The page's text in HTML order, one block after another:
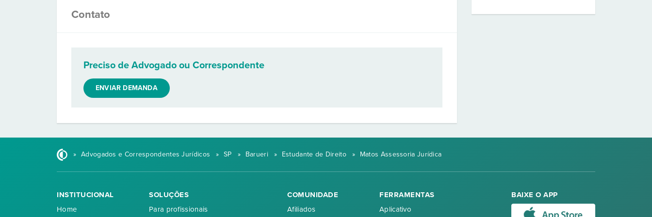
Contato
Preciso de Advogado ou Correspondente
ENVIAR DEMANDA
» Advogados e Correspondentes Jurídicos » SP » Barueri » Estudante de Direito » Matos Assessoria Jurídica
INSTITUCIONAL
Home
SOLUÇÕES
Para profissionais
COMUNIDADE
Afiliados
FERRAMENTAS
Aplicativo
BAIXE O APP